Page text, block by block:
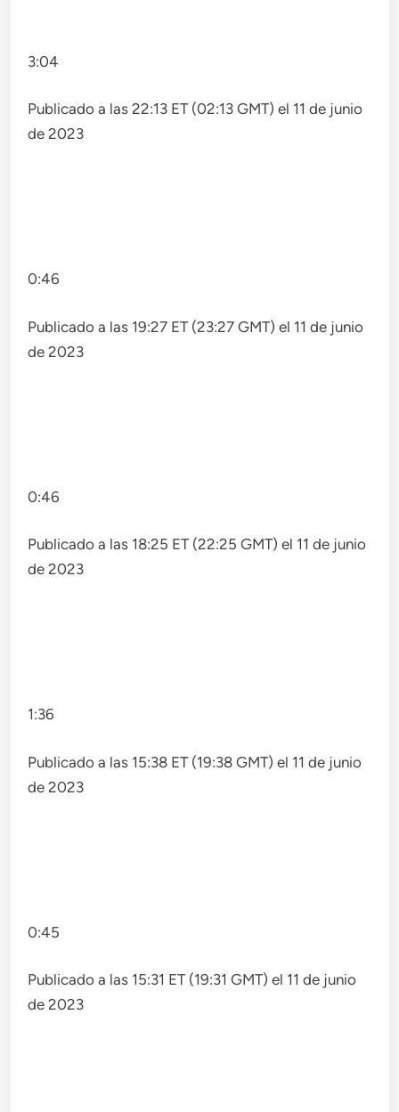
3:04
Publicado a las 22:13 ET (02:13 GMT) el 11 de junio
de 2023
0:46
Publicado a las 19:27 ET (23:27 GMT) el 11 de junio
de 2023
0:46
Publicado a las 18:25 ET (22:25 GMT) el 11 de junio
de 2023
1:36
Publicado a las 15:38 ET (19:38 GMT) el 11 de junio
de 2023
0:45
Publicado a las 15:31 ET (19:31 GMT) el 11 de junio
de 2023